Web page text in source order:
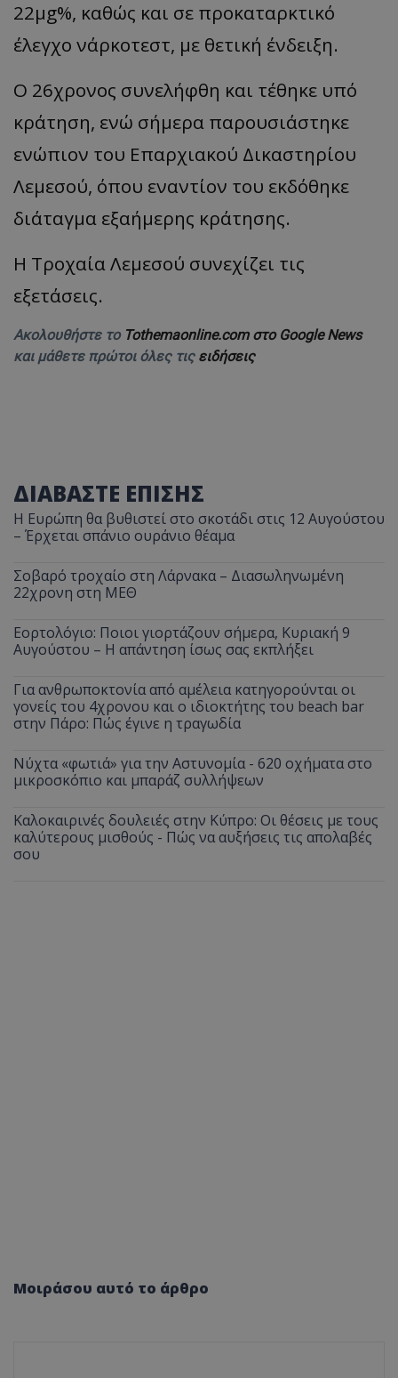
22μg%, καθώς και σε προκαταρκτικό
έλεγχο νάρκοτεστ, με θετική ένδειξη.
Ο 26χρονος συνελήφθη και τέθηκε υπό
κράτηση, ενώ σήμερα παρουσιάστηκε
ενώπιον του Επαρχιακού Δικαστηρίου
Λεμεσού, όπου εναντίον του εκδόθηκε
διάταγμα εξαήμερης κράτησης.
Η Τροχαία Λεμεσού συνεχίζει τις
εξετάσεις.
Ακολουθήστε το Tothemaonline.com στο Google News
και μάθετε πρώτοι όλες τις ειδήσεις
ΔΙΑΒΑΣΤΕ ΕΠΙΣΗΣ
Η Ευρώπη θα βυθιστεί στο σκοτάδι στις 12 Αυγούστου
– Έρχεται σπάνιο ουράνιο θέαμα
Σοβαρό τροχαίο στη Λάρνακα – Διασωληνωμένη
22χρονη στη ΜΕΘ
Εορτολόγιο: Ποιοι γιορτάζουν σήμερα, Κυριακή 9
Αυγούστου – Η απάντηση ίσως σας εκπλήξει
Για ανθρωποκτονία από αμέλεια κατηγορούνται οι
γονείς του 4χρονου και ο ιδιοκτήτης του beach bar
στην Πάρο: Πώς έγινε η τραγωδία
Νύχτα «φωτιά» για την Αστυνομία - 620 οχήματα στο
μικροσκόπιο και μπαράζ συλλήψεων
Καλοκαιρινές δουλειές στην Κύπρο: Οι θέσεις με τους
καλύτερους μισθούς - Πώς να αυξήσεις τις απολαβές
σου
Μοιράσου αυτό το άρθρο